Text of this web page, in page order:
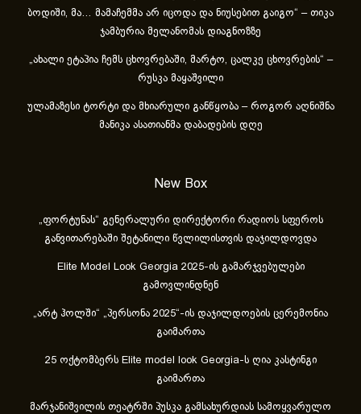
ბოდიში, მა… მამაჩემმა არ იცოდა და ნიუსებით გაიგო“ – თიკა
ჯამბურია მელანომას დიაგნოზზე
„ახა­ლი ეტა­პია ჩემს ცხოვ­რე­ბა­ში, მარ­ტო, ცალ­კე ცხოვ­რე­ბის“ –
რუსკა მაყაშვილი
ულამაზესი ტორტი და მხიარული განწყობა – როგორ აღნიშნა
მანიკა ასათიანმა დაბადების დღე
New Box
„ფორტუნას“ გენერალური დირექტორი რადიოს სფეროს
განვითარებაში შეტანილი წვლილისთვის დაჯილდოვდა
Elite Model Look Georgia 2025-ის გამარჯვებულები
გამოვლინდნენ
„არტ ჰოლში“ „პერსონა 2025“-ის დაჯილდოების ცერემონია
გაიმართა
25 ოქტომბერს Elite model look Georgia-ს ღია კასტინგი
გაიმართა
მარჯანიშვილის თეატრში პუსკა გამსახურდიას სამოყვარულო